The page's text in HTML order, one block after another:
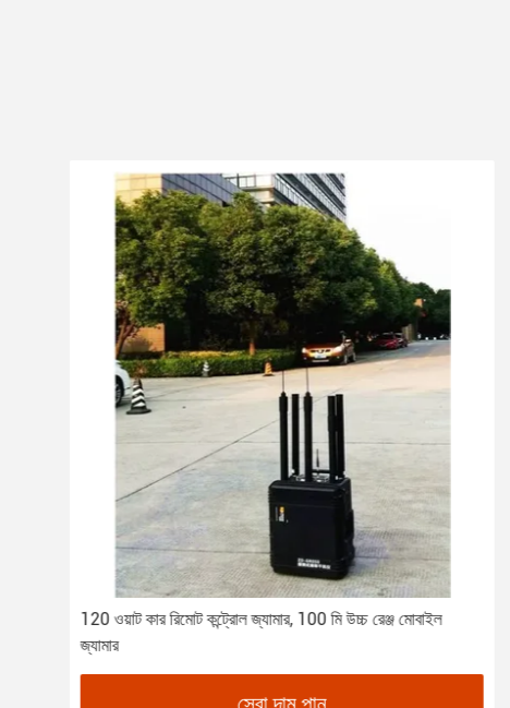
120 ওয়াট কার রিমোট কন্ট্রোল জ্যামার, 100 মি উচ্চ রেঞ্জ মোবাইল
জ্যামার